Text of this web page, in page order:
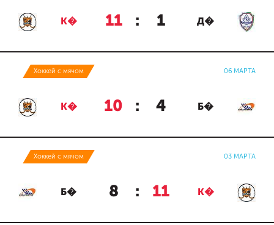
К� 11 : 1 Д�
Хоккей с мячом 06 МАРТА
К� 10 : 4 Б�
Хоккей с мячом 03 МАРТА
Б� 8 : 11 К�